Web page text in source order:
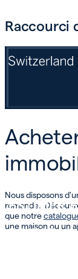
Raccourci
OFF-
ESTIMER
INVEST
Nous disposons
romande.
que notre
une maison ou un